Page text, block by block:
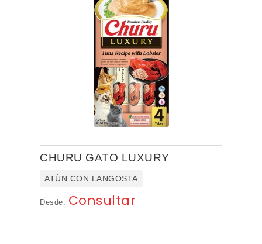
CHURU GATO LUXURY
ATÚN CON LANGOSTA
Desde: Consultar